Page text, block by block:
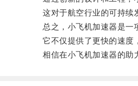
这对于航空行业的可持续发
总之，小飞机加速器是一项
它不仅提供了更快的速度，
相信在小飞机加速器的助力